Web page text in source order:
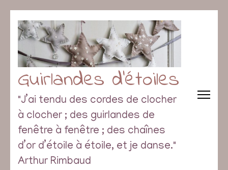
Guirlandes d’étoiles
"J’ai tendu des cordes de clocher
à clocher ; des guirlandes de
fenêtre à fenêtre ; des chaînes
d’or d’étoile à étoile, et je danse."
Arthur Rimbaud